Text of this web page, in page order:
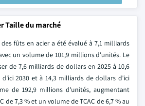
Taille du marché
fûts en acier a été évalué à 7,1 milliards
un volume de 101,9 millions d'unités. Le
de 7,6 milliards de dollars en 2025 à 10,6
2030 et à 14,3 milliards de dollars d'ici
de 192,9 millions d'unités, augmentant
de 7,3 % et un volume de TCAC de 6,7 % au